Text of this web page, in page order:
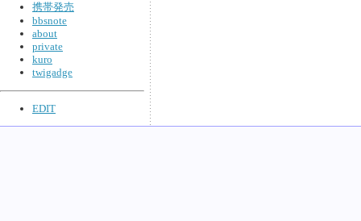
携帯発売
bbsnote
about
private
kuro
twigadge
EDIT